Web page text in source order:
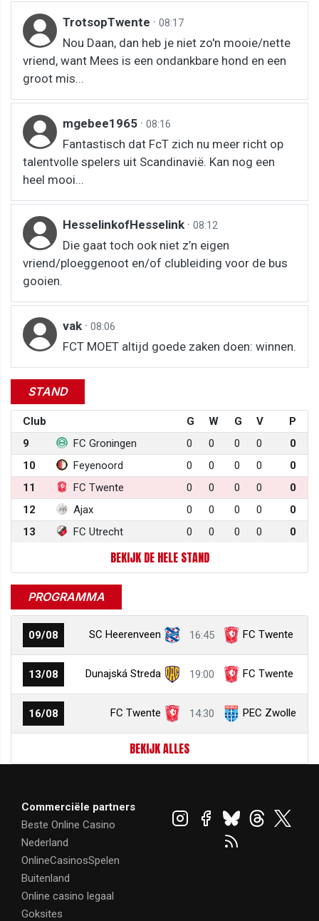
TrotsopTwente · 08:17
Nou Daan, dan heb je niet zo'n mooie/nette
vriend, want Mees is een ondankbare hond en een
groot mis...
mgebee1965 · 08:16
Fantastisch dat FcT zich nu meer richt op
talentvolle spelers uit Scandinavië. Kan nog een
heel mooi...
HesselinkofHesselink · 08:12
Die gaat toch ook niet z’n eigen
vriend/ploeggenoot en/of clubleiding voor de bus
gooien.
vak · 08:06
FCT MOET altijd goede zaken doen: winnen.
STAND
Club G W G V
P
9
FC Groningen 0 0 0 0
0
10
Feyenoord 0 0 0 0
0
11
FC Twente 0 0 0 0
0
12
Ajax 0 0 0 0
0
13
FC Utrecht 0 0 0 0 0
BEKIJK DE HELE STAND
PROGRAMMA
09/08 SC Heerenveen 16:45 FC Twente
13/08 Dunajská Streda 19:00 FC Twente
16/08 FC Twente 14:30 PEC Zwolle
BEKIJK ALLES
Commerciële partners
Beste Online Casino
Nederland
OnlineCasinosSpelen
Buitenland
Online casino legaal
Goksites